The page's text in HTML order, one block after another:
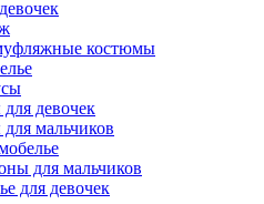
костюмы
девочек
мальчиков
для мальчиков
для девочек